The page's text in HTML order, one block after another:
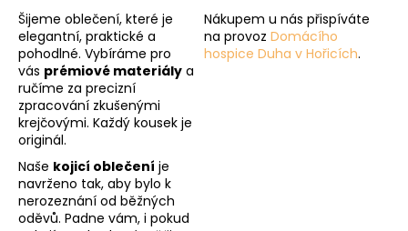
Šijeme oblečení, které je
elegantní, praktické a
pohodlné. Vybíráme pro
vás prémiové materiály a
ručíme za precizní
zpracování zkušenými
krejčovými. Každý kousek je
originál.
Naše kojicí oblečení je
navrženo tak, aby bylo k
nerozeznání od běžných
oděvů. Padne vám, i pokud
Nákupem u nás přispíváte
na provoz Domácího
hospice Duha v Hořicích.